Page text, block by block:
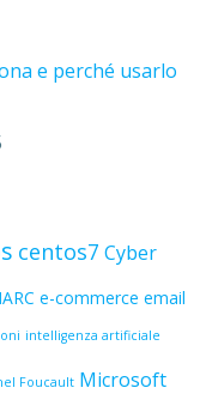
e perché usarlo
centos7 Cyber
e-commerce email
intelligenza artificiale
Foucault Microsoft